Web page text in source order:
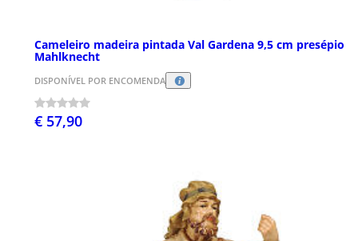
Cameleiro madeira pintada Val Gardena 9,5 cm presépio
Mahlknecht
DISPONÍVEL POR ENCOMENDA
€ 57,90